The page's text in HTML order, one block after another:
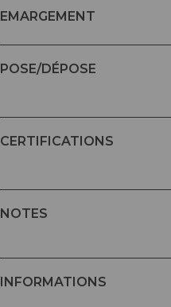
EMARGEMENT
POSE/DÉPOSE
CERTIFICATIONS
NOTES
INFORMATIONS